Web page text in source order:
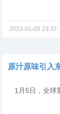
2023-01-05 23:37
原汁原味引入